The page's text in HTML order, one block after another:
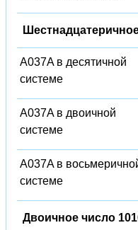
A037A в десятичной
системе
A037A в двоичной
системе
A037A в
системе
Двоичное число